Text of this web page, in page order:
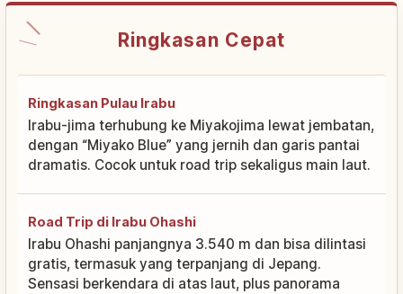
Ringkasan Cepat
Ringkasan Pulau Irabu
Irabu-jima terhubung ke Miyakojima lewat jembatan,
dengan “Miyako Blue” yang jernih dan garis pantai
dramatis. Cocok untuk road trip sekaligus main laut.
Road Trip di Irabu Ohashi
Irabu Ohashi panjangnya 3.540 m dan bisa dilintasi
gratis, termasuk yang terpanjang di Jepang.
Sensasi berkendara di atas laut, plus panorama